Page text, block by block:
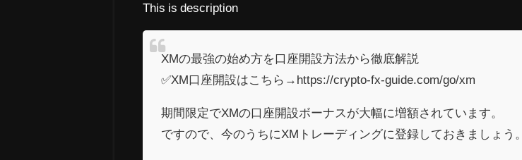
This is description
XMの最強の始め方を口座開設方法から徹底解説
✅XM口座開設はこちら→https://crypto-fx-guide.com/go/xm
期間限定でXMの口座開設ボーナスが大幅に増額されています。
ですので、今のうちにXMトレーディングに登録しておきましょう。